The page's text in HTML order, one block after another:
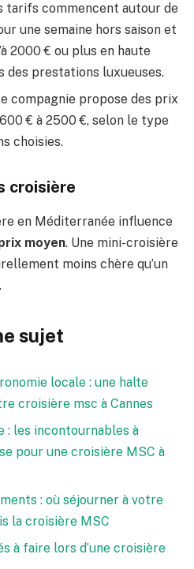
tarifs commencent autour de
une semaine hors saison et
2000 € ou plus en haute
des prestations luxueuses.
compagnie propose des prix
€ à 2500 €, selon le type
choisies.
croisière
en Méditerranée influence
moyen. Une mini-croisière
moins chère qu’un
sujet
locale : une halte
croisière msc à Cannes
: les incontournables à
pour une croisière MSC à
: où séjourner à votre
la croisière MSC
à faire lors d’une croisière